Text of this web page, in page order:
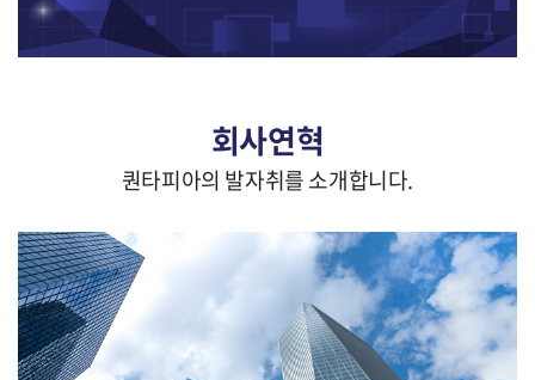
회사연혁
퀀타피아의 발자취를 소개합니다.